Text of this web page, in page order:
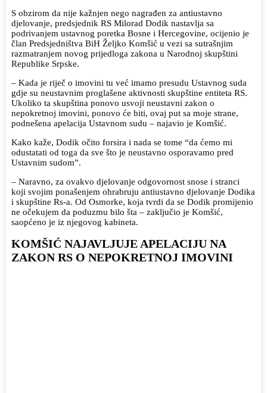
S obzirom da nije kažnjen nego nagrađen za antiustavno
djelovanje, predsjednik RS Milorad Dodik nastavlja sa
podrivanjem ustavnog poretka Bosne i Hercegovine, ocijenio je
član Predsjedništva BiH Željko Komšić u vezi sa sutrašnjim
razmatranjem novog prijedloga zakona u Narodnoj skupštini
Republike Srpske.
– Kada je riječ o imovini tu već imamo presudu Ustavnog suda
gdje su neustavnim proglašene aktivnosti skupštine entiteta RS.
Ukoliko ta skupština ponovo usvoji neustavni zakon o
nepokretnoj imovini, ponovo će biti, ovaj put sa moje strane,
podnešena apelacija Ustavnom sudu – najavio je Komšić.
Kako kaže, Dodik očito forsira i nada se tome “da ćemo mi
odustatati od toga da sve što je neustavno osporavamo pred
Ustavnim sudom”.
– Naravno, za ovakvo djelovanje odgovornost snose i stranci
koji svojim ponašenjem ohrabruju antiustavno djelovanje Dodika
i skupštine Rs-a. Od Osmorke, koja tvrdi da se Dodik promijenio
ne očekujem da poduzmu bilo šta – zaključio je Komšić,
saopćeno je iz njegovog kabineta.
KOMŠIĆ NAJAVLJUJE APELACIJU NA
ZAKON RS O NEPOKRETNOJ IMOVINI